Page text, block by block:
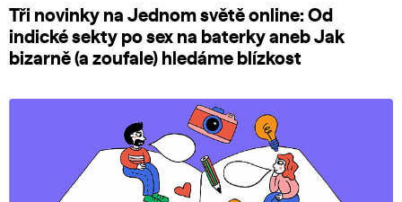
Tři novinky na Jednom světě online: Od
indické sekty po sex na baterky aneb Jak
bizarně (a zoufale) hledáme blízkost